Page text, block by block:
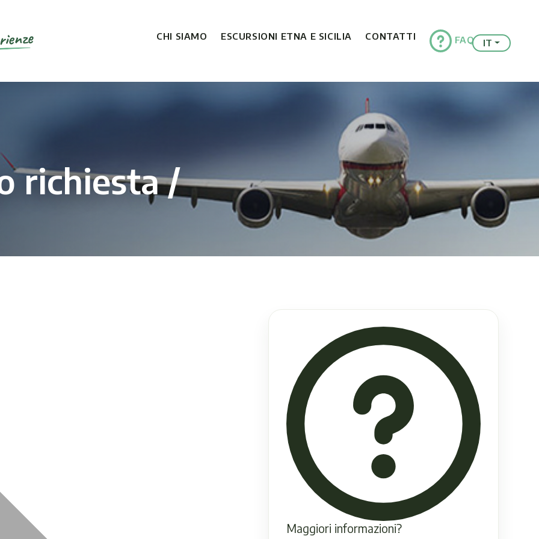
CHI SIAMO ESCURSIONI ETNA E SICILIA CONTATTI FAQ IT
richiesta /
Maggiori informazioni?